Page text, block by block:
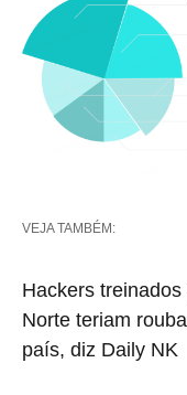
VEJA TAMBÉM:
Hackers
Norte teriam
país, diz Daily NK